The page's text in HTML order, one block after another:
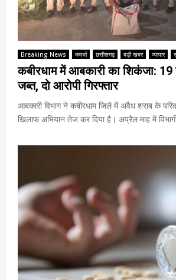
Breaking News कवर्धा छत्तीसगढ़ बड़ी खबर व्यापार
कबीरधाम में आबकारी का शिकंजा:
जब्त, दो आरोपी गिरफ्तार
आबकारी विभाग ने कबीरधाम जिले में अवैध शराब के
खिलाफ अभियान तेज कर दिया है। अप्रैल माह में